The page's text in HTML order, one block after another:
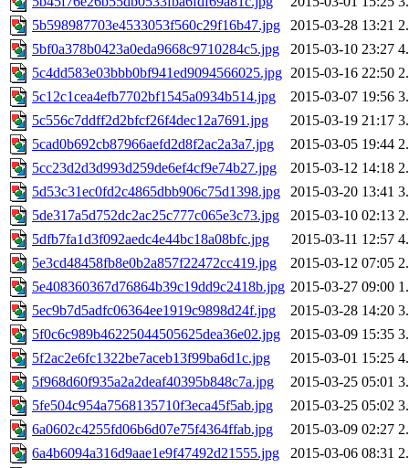
5b598987703e4533053f560c29f16b47.jpg
2015-03-28 13:21
5bf0a378b0423a0eda9668c9710284c5.jpg
2015-03-10 23:27
5c4dd583e03bbb0bf941ed9094566025.jpg 2015-03-16 22:50
5c12c1cea4efb7702bf1545a0934b514.jpg
2015-03-07 19:56
5c556c7ddff2d2bfcf26f4dec12a7691.jpg
2015-03-19 21:17
5cad0b692cb87966aefd2d8f2ac2a3a7.jpg
2015-03-05 19:44
5cc23d2d3d993d259de6ef4cf9e74b27.jpg
2015-03-12 14:18
5d53c31ec0fd2c4865dbb906c75d1398.jpg
2015-03-20 13:41
5de317a5d752dc2ac25c777c065e3c73.jpg
2015-03-10 02:13
5dfb7fa1d3f092aedc4e44bc18a08bfc.jpg
2015-03-11 12:57
5e3cd48458fb8e0b2a857f22472cc419.jpg
2015-03-12 07:05
5e408360367d76864b39c19dd9c2418b.jpg 2015-03-27 09:00
5ec9b7d5adfc06364ee1919c9898d24f.jpg
2015-03-28 14:20
5f0c6c989b46225044505625dea36e02.jpg
2015-03-09 15:35
5f2ac2e6fc1322be7aceb13f99ba6d1c.jpg
2015-03-01 15:25
5f968d60f935a2a2deaf40395b848c7a.jpg
2015-03-25 05:01
5fe504c954a7568135710f3eca45f5ab.jpg
2015-03-25 05:02
6a0602c4255fd06b6d07e75f4364ffab.jpg
2015-03-09 02:27
6a4b6094a316d9aae1e9f47492d21555.jpg
2015-03-06 08:31